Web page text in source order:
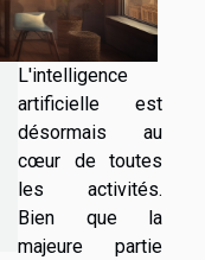
L'intelligence
artificielle est
désormais au
cœur de toutes
les activités.
Bien que la
majeure partie